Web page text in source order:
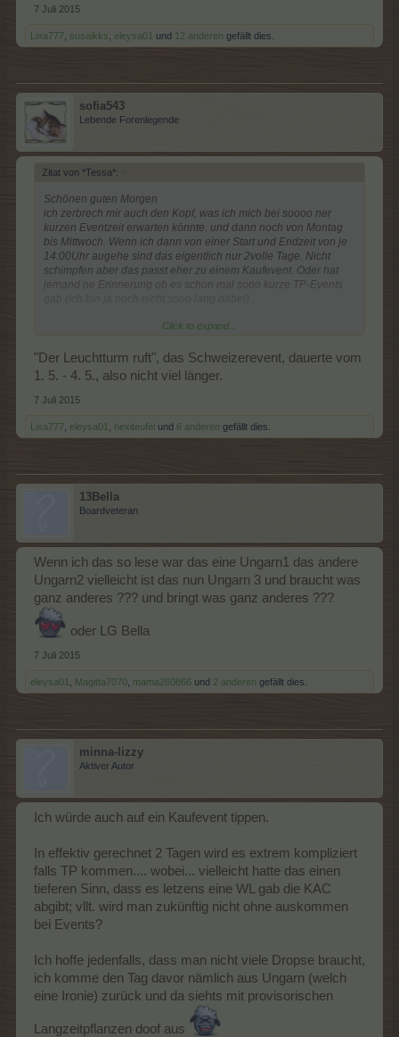
7 Juli 2015
Lixa777 susaikks eleysa01 und 12 anderen gefällt dies.
sofia543
Lebende Forenlegende
Zitat von *Tessa*: ↑
Schönen guten Morgen
ich zerbrech mir auch den Kopf, was ich mich bei soooo ner
kurzen Eventzeit erwarten könnte. und dann noch von Montag
bis Mittwoch. Wenn ich dann von einer Start und Endzeit von je
14:00Uhr augehe sind das eigentlich nur 2volle Tage. Nicht
schimpfen aber das passt eher zu einem Kaufevent. Oder hat
jemand ne Erinnerung ob es schon mal sooo kurze TP-Events
Click to expand...
"Der Leuchtturm ruft", das Schweizerevent, dauerte vom
1. 5. - 4. 5., also nicht viel länger.
7 Juli 2015
Lixa777 eleysa01 hexiteufel und 6 anderen gefällt dies.
13Bella
Boardveteran
Wenn ich das so lese war das eine Ungarn1 das andere
Ungarn2 vielleicht ist das nun Ungarn 3 und braucht was
ganz anderes ??? und bringt was ganz anderes ???
oder LG Bella
7 Juli 2015
eleysa01 Magitta7070 mama260866 und 2 anderen gefällt dies.
minna-lizzy
Aktiver Autor
Ich würde auch auf ein Kaufevent tippen.
In effektiv gerechnet 2 Tagen wird es extrem kompliziert
falls TP kommen.... wobei... vielleicht hatte das einen
tieferen Sinn, dass es letzens eine WL gab die KAC
abgibt; vllt. wird man zukünftig nicht ohne auskommen
bei Events?
Ich hoffe jedenfalls, dass man nicht viele Dropse braucht,
ich komme den Tag davor nämlich aus Ungarn (welch
eine Ironie) zurück und da siehts mit provisorischen
Langzeitpflanzen doof aus